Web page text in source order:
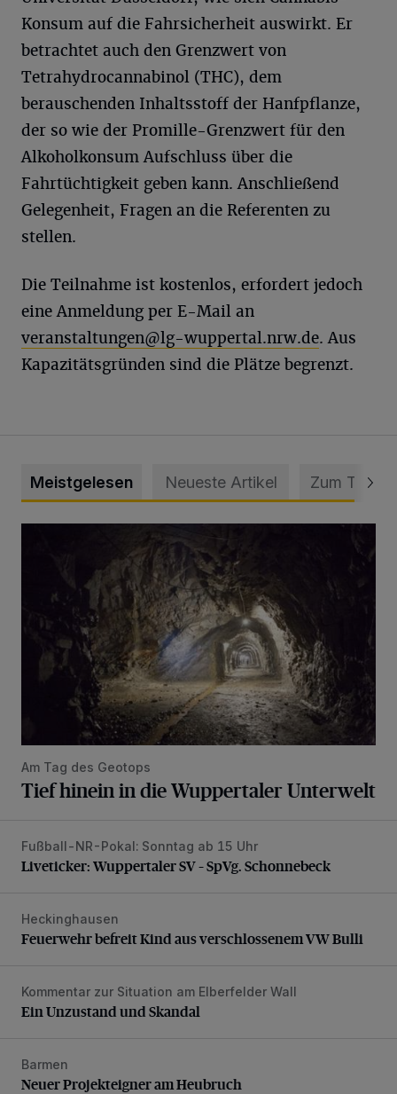
Konsum auf die Fahrsicherheit auswirkt. Er
betrachtet auch den Grenzwert von
Tetrahydrocannabinol (THC), dem
berauschenden Inhaltsstoff der Hanfpflanze,
der so wie der Promille-Grenzwert für den
Alkoholkonsum Aufschluss über die
Fahrtüchtigkeit geben kann. Anschließend
Gelegenheit, Fragen an die Referenten zu
stellen.
Die Teilnahme ist kostenlos, erfordert jedoch
eine Anmeldung per E-Mail an
veranstaltungen@lg-wuppertal.nrw.de. Aus
Kapazitätsgründen sind die Plätze begrenzt.
Meistgelesen Neueste Artikel Zum Thema
Am Tag des Geotops
Tief hinein in die Wuppertaler Unterwelt
Liveticker: Wuppertaler SV – SpVg. Schonnebeck
Fußball-NR-Pokal: Sonntag ab 15 Uhr
Liveticker: Wuppertaler SV – SpVg. Schonnebeck
Feuerwehr befreit Kind aus verschlossenem VW Bulli
Heckinghausen
Feuerwehr befreit Kind aus verschlossenem VW Bulli
Ein Unzustand und Skandal
Kommentar zur Situation am Elberfelder Wall
Ein Unzustand und Skandal
Neuer Projekteigner am Heubruch
Barmen
Neuer Projekteigner am Heubruch